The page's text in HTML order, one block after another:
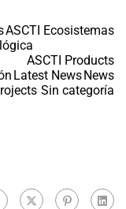
ASCTI Ecosistemas
ASCTI Products
Latest NewsNews
Sin categoría